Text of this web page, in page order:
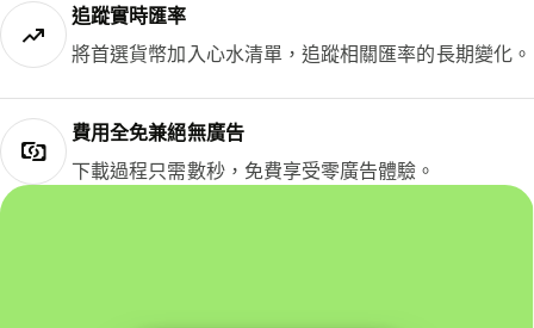
追蹤實時匯率
將首選貨幣加入心水清單，追蹤相關匯率的長期變化。
費用全免兼絕無廣告
下載過程只需數秒，免費享受零廣告體驗。